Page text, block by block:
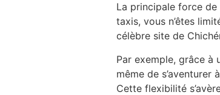
La principale force
taxis, vous n’êtes
célèbre site de
Par exemple, grâce
même de
Cette flexibilité